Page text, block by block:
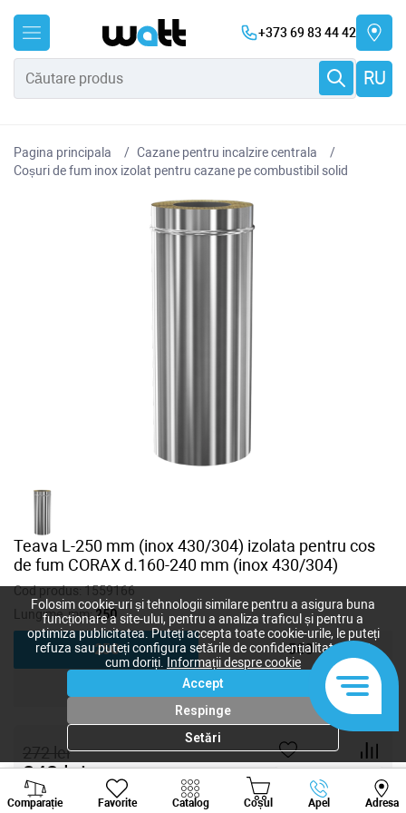
+373 69 83 44 42
RU
Pagina principala
Cazane pentru incalzire centrala
Coșuri de fum inox izolat pentru cazane pe combustibil solid
Teava L-250 mm (inox 430/304) izolata pentru cos
de fum CORAX d.160-240 mm (inox 430/304)
Cod produs:1559166
Lungime, mm:250
250 500
272lei
243lei
Comparație Favorite Catalog Coșul Apel Adresa
Viber Whatsapp
Folosim cookie-uri și tehnologii similare pentru a asigura buna
funcționare a site-ului, pentru a analiza traficul și pentru a
optimiza publicitatea. Puteți accepta toate cookie-urile, le puteți
refuza sau puteți configura setările de confidențialitate după
cum doriți.
Informații despre cookie
Accept
Respinge
Setări